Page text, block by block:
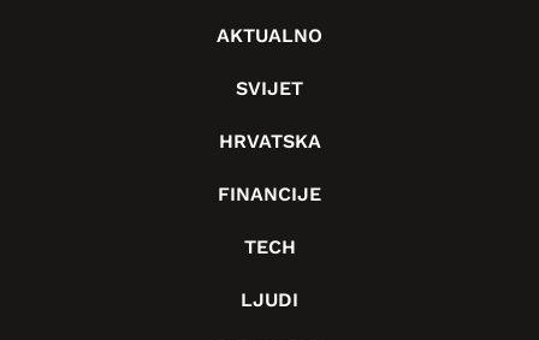
AKTUALNO
SVIJET
HRVATSKA
FINANCIJE
TECH
LJUDI